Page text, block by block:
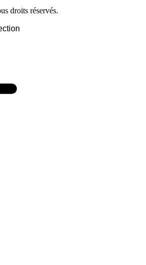
droits réservés.